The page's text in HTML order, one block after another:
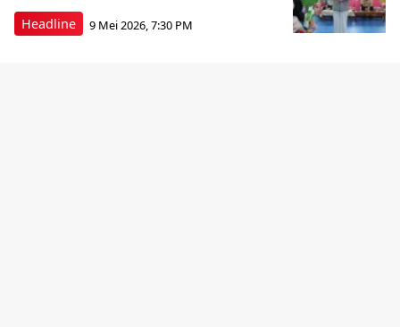
Headline 9 Mei 2026, 7:30 PM